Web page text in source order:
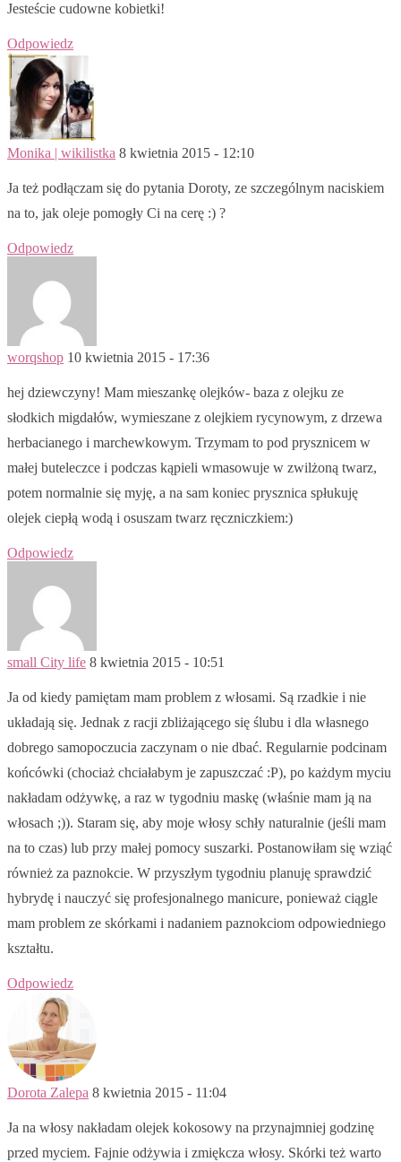
Jesteście cudowne kobietki!
Odpowiedz
Monika | wikilistka 8 kwietnia 2015 - 12:10
Ja też podłączam się do pytania Doroty, ze szczególnym naciskiem
na to, jak oleje pomogły Ci na cerę :) ?
Odpowiedz
worqshop 10 kwietnia 2015 - 17:36
hej dziewczyny! Mam mieszankę olejków- baza z olejku ze
słodkich migdałów, wymieszane z olejkiem rycynowym, z drzewa
herbacianego i marchewkowym. Trzymam to pod prysznicem w
małej buteleczce i podczas kąpieli wmasowuje w zwilżoną twarz,
potem normalnie się myję, a na sam koniec prysznica spłukuję
olejek ciepłą wodą i osuszam twarz ręczniczkiem:)
Odpowiedz
small City life 8 kwietnia 2015 - 10:51
Ja od kiedy pamiętam mam problem z włosami. Są rzadkie i nie
układają się. Jednak z racji zbliżającego się ślubu i dla własnego
dobrego samopoczucia zaczynam o nie dbać. Regularnie podcinam
końcówki (chociaż chciałabym je zapuszczać :P), po każdym myciu
nakładam odżywkę, a raz w tygodniu maskę (właśnie mam ją na
włosach ;)). Staram się, aby moje włosy schły naturalnie (jeśli mam
na to czas) lub przy małej pomocy suszarki. Postanowiłam się wziąć
również za paznokcie. W przyszłym tygodniu planuję sprawdzić
hybrydę i nauczyć się profesjonalnego manicure, ponieważ ciągle
mam problem ze skórkami i nadaniem paznokciom odpowiedniego
kształtu.
Odpowiedz
Dorota Zalepa 8 kwietnia 2015 - 11:04
Ja na włosy nakładam olejek kokosowy na przynajmniej godzinę
przed myciem. Fajnie odżywia i zmiękcza włosy. Skórki też warto